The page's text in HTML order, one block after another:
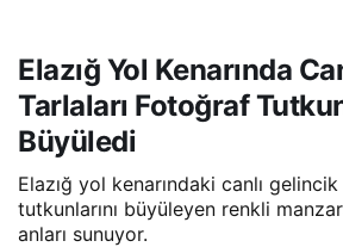
Elazığ Yol Kenarında
Tarlaları Fotoğraf
Büyüledi
Elazığ yol kenarındaki canlı
tutkunlarını büyüleyen renkli
anları sunuyor.